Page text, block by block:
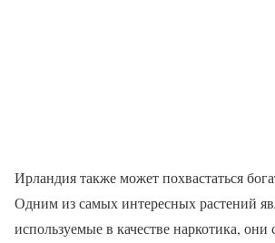
Ирландия также может похвастаться
Одним из самых интересных растений
используемые в качестве наркотика,